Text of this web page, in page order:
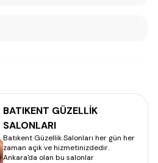
BATIKENT GÜZELLİK
SALONLARI
Batıkent Güzellik Salonları her gün her
zaman açık ve hizmetinizdedir.
Ankara'da olan bu salonlar